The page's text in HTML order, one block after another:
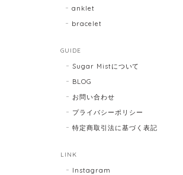
anklet
bracelet
GUIDE
Sugar Mistについて
BLOG
お問い合わせ
プライバシーポリシー
特定商取引法に基づく表記
LINK
Instagram